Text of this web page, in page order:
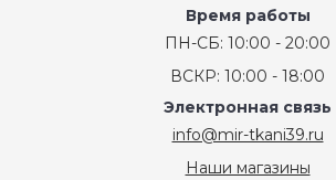
Время работы
ПН-СБ: 10:00 - 20:00
ВСКР: 10:00 - 18:00
Электронная связь
info@mir-tkani39.ru
Наши магазины